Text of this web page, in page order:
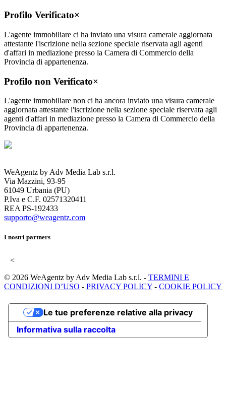
Profilo Verificato×
L'agente immobiliare ci ha inviato una visura camerale aggiornata
attestante l'iscrizione nella sezione speciale riservata agli agenti
d'affari in mediazione presso la Camera di Commercio della
Provincia di appartenenza.
Profilo non Verificato×
L'agente immobiliare non ci ha ancora inviato una visura camerale
aggiornata attestante l'iscrizione nella sezione speciale riservata agli
agenti d'affari in mediazione presso la Camera di Commercio della
Provincia di appartenenza.
WeAgentz by Adv Media Lab s.r.l.
Via Mazzini, 93-95
61049 Urbania (PU)
P.Iva e C.F. 02571320411
REA PS-192433
supporto@weagentz.com
I nostri partners
<
© 2026 WeAgentz by Adv Media Lab s.r.l. - TERMINI E
CONDIZIONI D’USO - PRIVACY POLICY - COOKIE POLICY
Informativa sulla raccolta
Le tue preferenze relative alla privacy